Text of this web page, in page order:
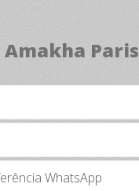
Amakha Paris